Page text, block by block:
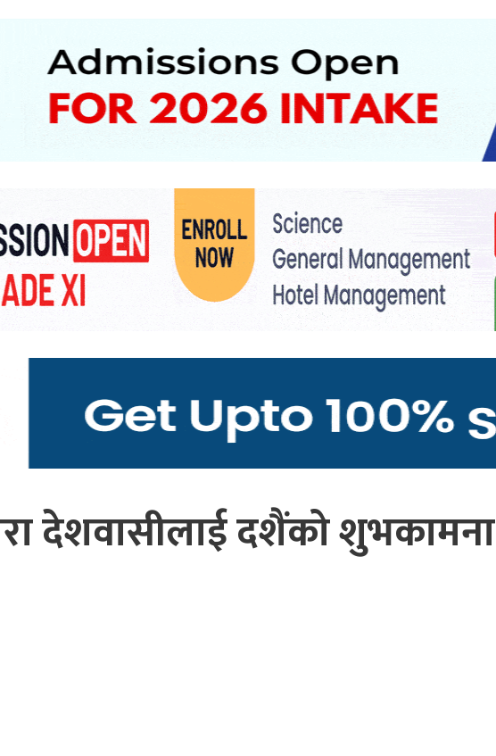
देशवासीलाई दशैंको शुभकामना